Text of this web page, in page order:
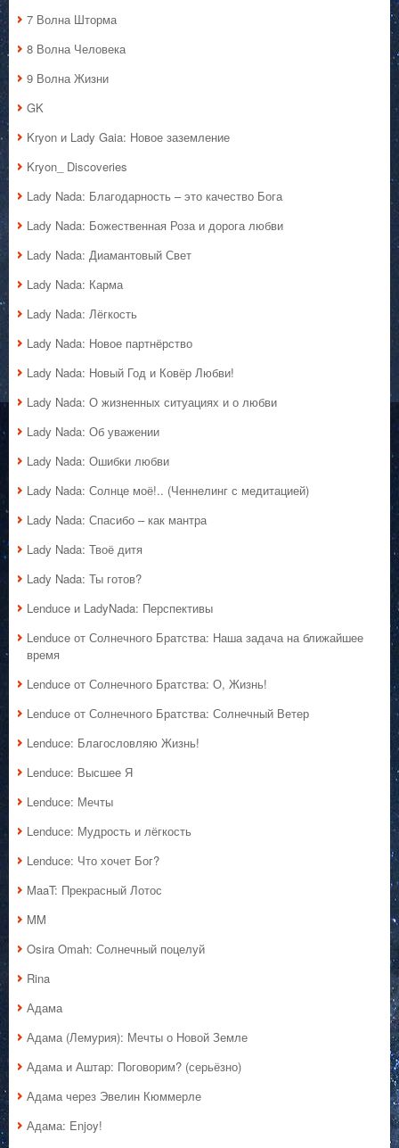
7 Волна Шторма
8 Волна Человека
9 Волна Жизни
GK
Kryon и Lady Gaia: Новое заземление
Kryon_ Discoveries
Lady Nada: Благодарность – это качество Бога
Lady Nada: Божественная Роза и дорога любви
Lady Nada: Диамантовый Свет
Lady Nada: Карма
Lady Nada: Лёгкость
Lady Nada: Новое партнёрство
Lady Nada: Новый Год и Ковёр Любви!
Lady Nada: О жизненных ситуациях и о любви
Lady Nada: Об уважении
Lady Nada: Ошибки любви
Lady Nada: Солнце моё!.. (Ченнелинг с медитацией)
Lady Nada: Спасибо – как мантра
Lady Nada: Твоё дитя
Lady Nada: Ты готов?
Lenduce и LadyNada: Перспективы
Lenduce от Солнечного Братства: Наша задача на ближайшее
время
Lenduce от Солнечного Братства: О, Жизнь!
Lenduce от Солнечного Братства: Солнечный Ветер
Lenduce: Благословляю Жизнь!
Lenduce: Высшее Я
Lenduce: Мечты
Lenduce: Мудрость и лёгкость
Lenduce: Что хочет Бог?
MaaT: Прекрасный Лотос
MM
Osira Omah: Солнечный поцелуй
Rina
Адама
Адама (Лемурия): Мечты о Новой Земле
Адама и Аштар: Поговорим? (серьёзно)
Адама через Эвелин Кюммерле
Адама: Enjoy!